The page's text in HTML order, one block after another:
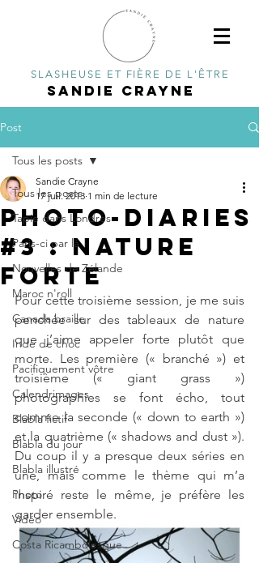
SLASHEUSE ET FIÈRE DE L'ÊTRE
SANDIE CRAYNE
Post
Tous les posts
Tapie dans Londres
Paris-ci par là
Nouvelles de Zélande
Maroc n'roll
Canada braille
Inde de choc
Pacifiquement vôtre
Calendrimages
Blabla fictif
Blabla du jour
Blabla illustré
Photo
Vidéo
Costa Ricambolesque
Tous les posts
Photo-diaries
#3 : nature
forte
Sandie Crayne
17 juil. 2013 1 min de lecture
Pour cette troisième session, je me suis
penchée sur des tableaux de nature
que j’aime appeler forte plutôt que
morte. Les première (« branché ») et
troisième (« giant grass »)
photographies se font écho, tout
comme la seconde (« down to earth »)
et la quatrième (« shadows and dust »).
Du coup il y a presque deux séries en
une, mais comme le thème qui m’a
inspiré reste le même, je préfère les
garder ensemble.